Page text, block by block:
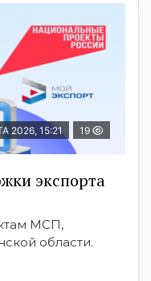
2026, 15:21 19
экспорта
МСП,
области.